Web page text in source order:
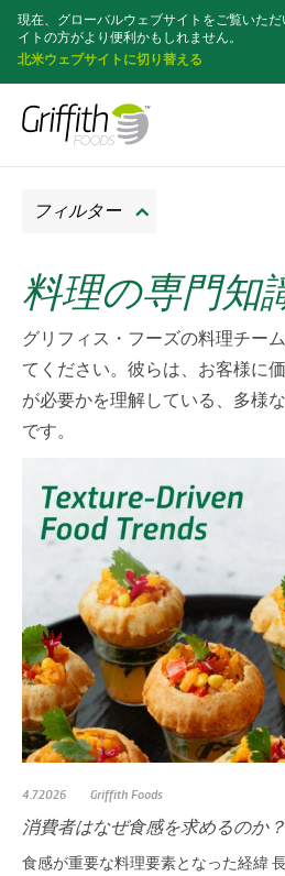
現在、グローバルウェブサイトをご覧いた
イトの方がより便利かもしれません。
北米ウェブサイトに切り替える
索
料理の専門知
グリフィス・フーズの料理チー
てください。彼らは、お客様に
が必要かを理解している、多様
です。
フィルター
4.7.2026 Griffith Foods
消費者はなぜ食感を求めるのか？
食感が重要な料理要素となった経緯